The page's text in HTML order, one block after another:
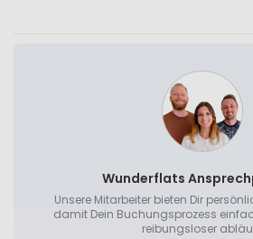
Wunderflats
Unsere Mitarbeiter bieten Dir
damit Dein Buchungsprozess
reibungsloser